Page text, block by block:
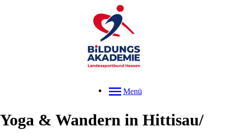
Menü
Yoga & Wandern in Hittisau/